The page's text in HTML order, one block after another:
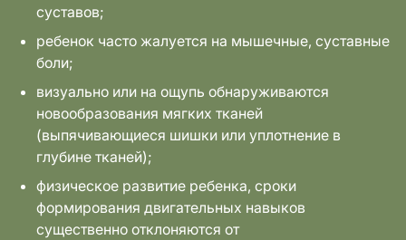
суставов;
ребенок часто жалуется на мышечные, суставные
боли;
визуально или на ощупь обнаруживаются
новообразования мягких тканей
(выпячивающиеся шишки или уплотнение в
глубине тканей);
физическое развитие ребенка, сроки
формирования двигательных навыков
существенно отклоняются от